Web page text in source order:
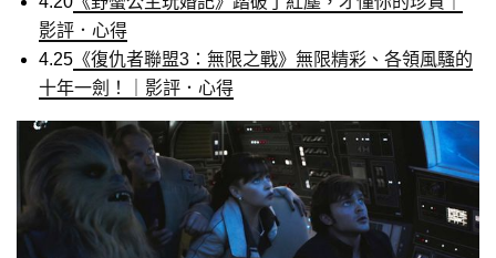
影評．心得
4.25 《復仇者聯盟3：無限之戰》無限精彩、各領風騷的
十年一劍！｜影評．心得